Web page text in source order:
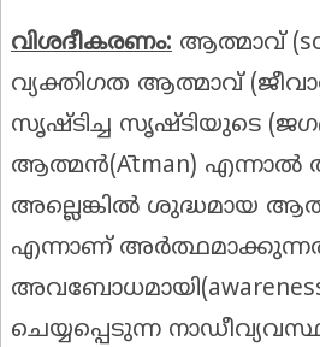
വിശദീകരണം: ആത്മാവ്
വ്യക്തിഗത ആത്മാവ്
സൃഷ്ടിച്ച സൃഷ്ടിയുടെ
ആത്മൻ(Ātman) എന്നാൽ
അല്ലെങ്കിൽ ശുദ്ധമായ
എന്നാണ്
ചെയ്യപ്പെടുന്ന